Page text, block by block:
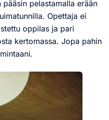
pelastamalla erään
Opettaja ei
oppilas ja pari
kertomassa. Jopa pahin